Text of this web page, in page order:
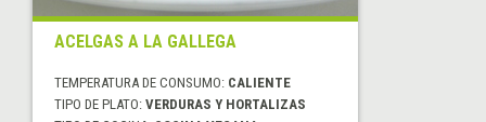
ACELGAS A LA GALLEGA
TEMPERATURA DE CONSUMO: CALIENTE
TIPO DE PLATO: VERDURAS Y HORTALIZAS